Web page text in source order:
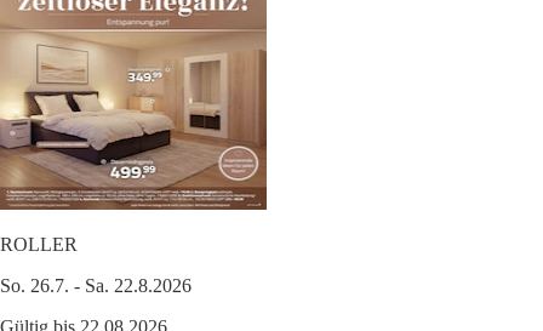
ROLLER
So. 26.7. - Sa. 22.8.2026
Gültig bis 22.08.2026